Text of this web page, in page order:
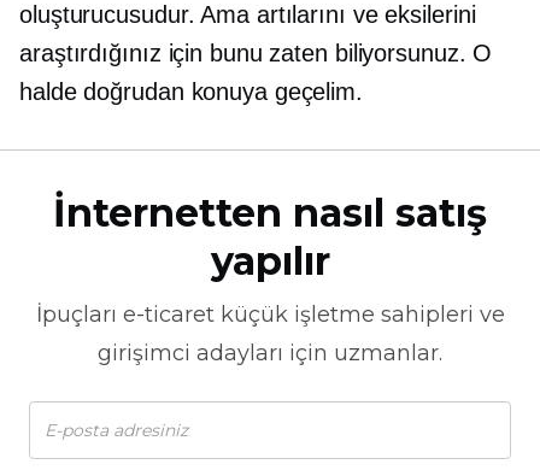
oluşturucusudur. Ama artılarını ve eksilerini
araştırdığınız için bunu zaten biliyorsunuz. O
halde doğrudan konuya geçelim.
İnternetten nasıl satış
yapılır
İpuçları e-ticaretküçük işletme sahipleri ve
girişimci adayları için uzmanlar.